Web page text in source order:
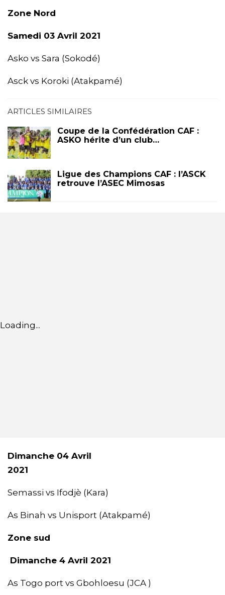
Zone Nord
Samedi 03 Avril 2021
Asko vs Sara (Sokodé)
Asck vs Koroki (Atakpamé)
ARTICLES SIMILAIRES
Coupe de la Confédération CAF :
ASKO hérite d’un club…
Ligue des Champions CAF : l’ASCK
retrouve l’ASEC Mimosas
Loading...
Dimanche 04 Avril
Semassi vs Ifodjè (Kara)
As Binah vs Unisport (Atakpamé)
Zone sud
Dimanche 4 Avril 2021
As Togo port vs Gbohloesu (JCA )